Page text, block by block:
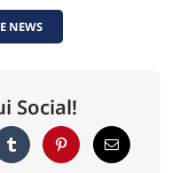
NEWS
Social!